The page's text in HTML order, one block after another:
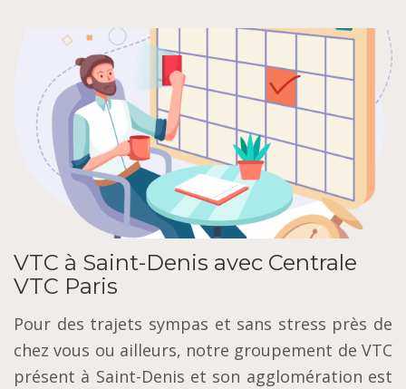
VTC à Saint-Denis avec Centrale
VTC Paris
Pour des trajets sympas et sans stress près de
chez vous ou ailleurs, notre groupement de VTC
présent à Saint-Denis et son agglomération est